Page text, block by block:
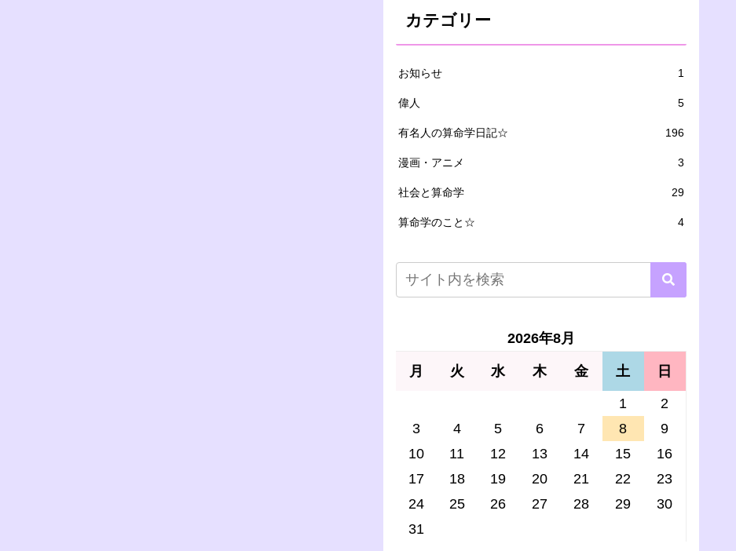
カテゴリー
お知らせ 1
偉人 5
有名人の算命学日記☆ 196
漫画・アニメ 3
社会と算命学 29
算命学のこと☆ 4
2026年8月
月 火 水 木 金 土 日
1
2
3
4 5 6 7 8
9
10
11 12 13 14 15
16
17
18 19 20 21 22
23
24
25 26 27 28 29
30
31